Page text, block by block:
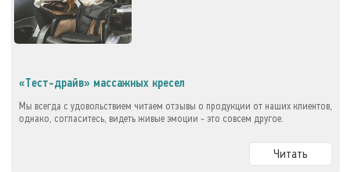
«Тест-драйв» массажных кресел
Мы всегда с удовольствием читаем отзывы о продукции от наших клиентов,
однако, согласитесь, видеть живые эмоции - это совсем другое.
Читать